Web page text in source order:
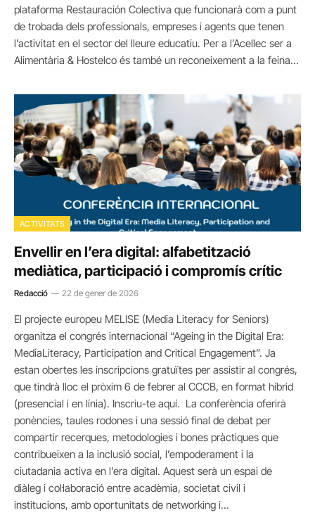
plataforma Restauración Colectiva que funcionarà com a punt
de trobada dels professionals, empreses i agents que tenen
l’activitat en el sector del lleure educatiu. Per a l’Acellec ser a
Alimentària & Hostelco és també un reconeixement a la feina…
ACTIVITATS
Envellir en l’era digital: alfabetització
mediàtica, participació i compromís crític
Redacció 22 de gener de 2026
El projecte europeu MELISE (Media Literacy for Seniors)
organitza el congrés internacional “Ageing in the Digital Era:
MediaLiteracy, Participation and Critical Engagement”. Ja
estan obertes les inscripcions gratuïtes per assistir al congrés,
que tindrà lloc el pròxim 6 de febrer al CCCB, en format híbrid
(presencial i en línia). Inscriu-te aquí. La conferència oferirà
ponències, taules rodones i una sessió final de debat per
compartir recerques, metodologies i bones pràctiques que
contribueixen a la inclusió social, l’empoderament i la
ciutadania activa en l’era digital. Aquest serà un espai de
diàleg i col·laboració entre acadèmia, societat civil i
institucions, amb oportunitats de networking i…